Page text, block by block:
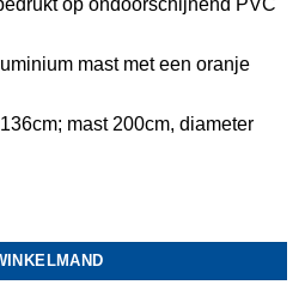
mast met een oranje
mast 200cm, diameter